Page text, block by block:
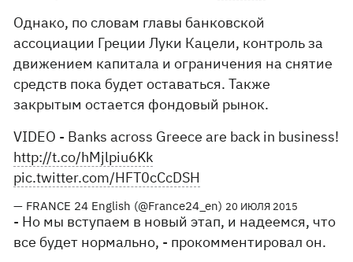
Однако, по словам главы банковской
ассоциации Греции Луки Кацели, контроль за
движением капитала и ограничения на снятие
средств пока будет оставаться. Также
закрытым остается фондовый рынок.
VIDEO - Banks across Greece are back in business!
http://t.co/hMjlpiu6Kk
pic.twitter.com/HFT0cCcDSH
— FRANCE 24 English (@France24_en) 20 ИЮЛЯ 2015
- Но мы вступаем в новый этап, и надеемся, что
все будет нормально, - прокомментировал он.